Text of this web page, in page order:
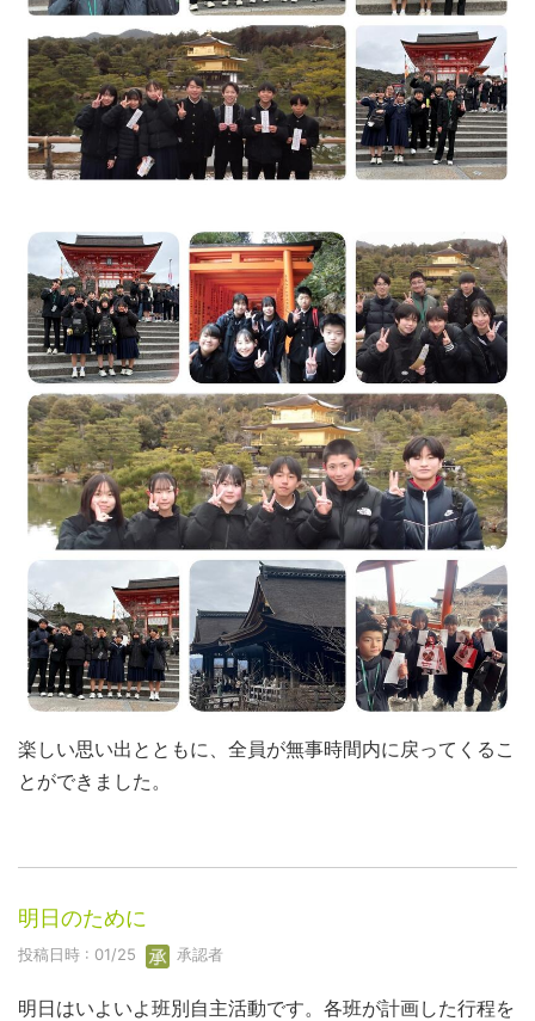
楽しい思い出とともに、全員が無事時間内に戻ってくるこ
とができました。
明日のために
投稿日時 : 01/25 承認者
明日はいよいよ班別自主活動です。各班が計画した行程を